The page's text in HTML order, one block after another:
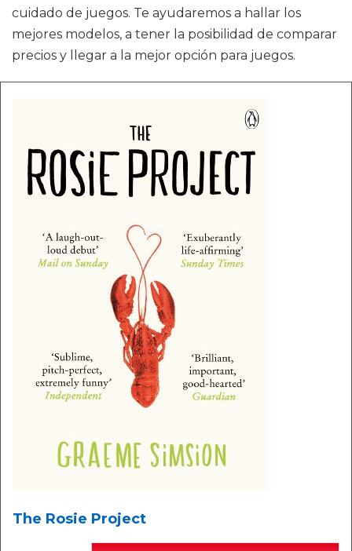
cuidado de juegos. Te ayudaremos a hallar los
mejores modelos, a tener la posibilidad de comparar
precios y llegar a la mejor opción para juegos.
The Rosie Project